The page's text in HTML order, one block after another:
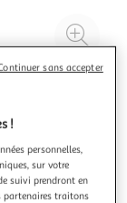
à
!
personnelles,
sur votre
suivi prendront en
partenaires traitons
sans accepter